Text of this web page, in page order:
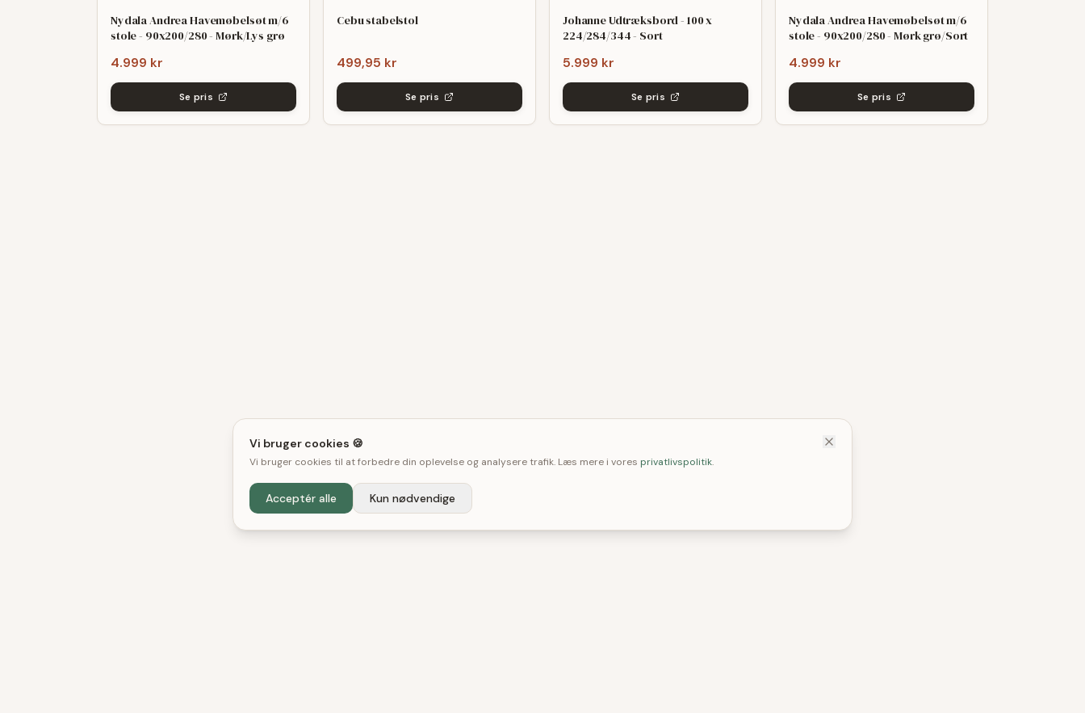
Nydala Andrea Havemøbelsøt m/6
stole - 90x200/280 - Mørk/Lys grø
4.999 kr
Se pris
Cebu stabelstol
499,95 kr
Se pris
Johanne Udtræksbord - 100 x
224/284/344 - Sort
5.999 kr
Se pris
Nydala Andrea Havemøbelsøt m/6
stole - 90x200/280 - Mørk grø/Sort
4.999 kr
Se pris
Vi bruger cookies 🍪
Vi bruger cookies til at forbedre din oplevelse og analysere trafik. Læs mere i vores privatlivspolitik.
Acceptér alle Kun nødvendige